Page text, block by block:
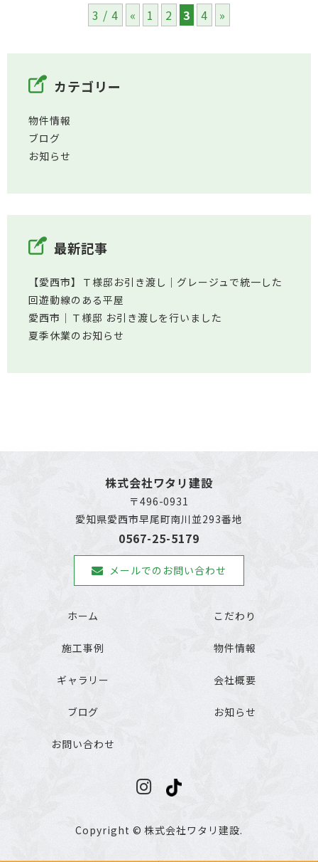
3 / 4 « 1 2 3 4 »
カテゴリー
物件情報
ブログ
お知らせ
最新記事
【愛西市】Ｔ様邸お引き渡し｜グレージュで統一した
回遊動線のある平屋
愛西市│Ｔ様邸 お引き渡しを行いました
夏季休業のお知らせ
株式会社ワタリ建設
〒496-0931
愛知県愛西市早尾町南川並293番地
0567-25-5179
メールでのお問い合わせ
ホーム こだわり
施工事例 物件情報
ギャラリー 会社概要
ブログ お知らせ
お問い合わせ
Copyright © 株式会社ワタリ建設.